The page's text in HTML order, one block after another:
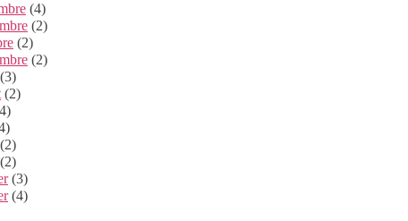
(4)
(2)
(2)
(2)
(3)
(2)
(2)
(2)
(3)
(4)